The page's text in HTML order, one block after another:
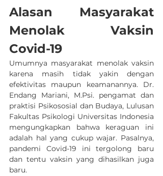
Alasan Masyarakat
Menolak Vaksin
Covid-19
Umumnya masyarakat menolak vaksin
karena masih tidak yakin dengan
efektivitas maupun keamanannya. Dr.
Endang Mariani, M.Psi. pengamat dan
praktisi Psikososial dan Budaya, Lulusan
Fakultas Psikologi Universitas Indonesia
mengungkapkan bahwa keraguan ini
adalah hal yang cukup wajar. Pasalnya,
pandemi Covid-19 ini tergolong baru
dan tentu vaksin yang dihasilkan juga
baru.